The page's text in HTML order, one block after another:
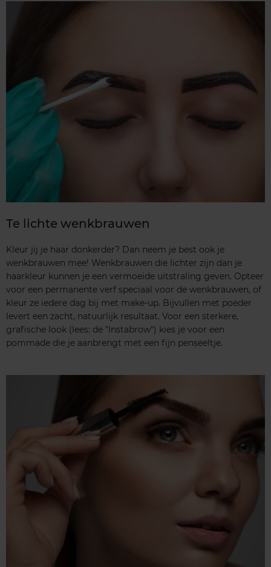
Te lichte wenkbrauwen
Kleur jij je haar donkerder? Dan neem je best ook je
wenkbrauwen mee! Wenkbrauwen die lichter zijn dan je
haarkleur kunnen je een vermoeide uitstraling geven. Opteer
voor een permanente verf speciaal voor de wenkbrauwen, of
kleur ze iedere dag bij met make-up. Bijvullen met poeder
levert een zacht, natuurlijk resultaat. Voor een sterkere,
grafische look (lees: de "Instabrow") kies je voor een
pommade die je aanbrengt met een fijn penseeltje.